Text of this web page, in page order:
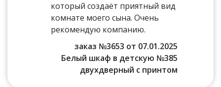
который создаёт приятный вид
комнате моего сына. Очень
рекомендую компанию.
заказ №3653 от 07.01.2025
Белый шкаф в детскую №385
двухдверный с принтом